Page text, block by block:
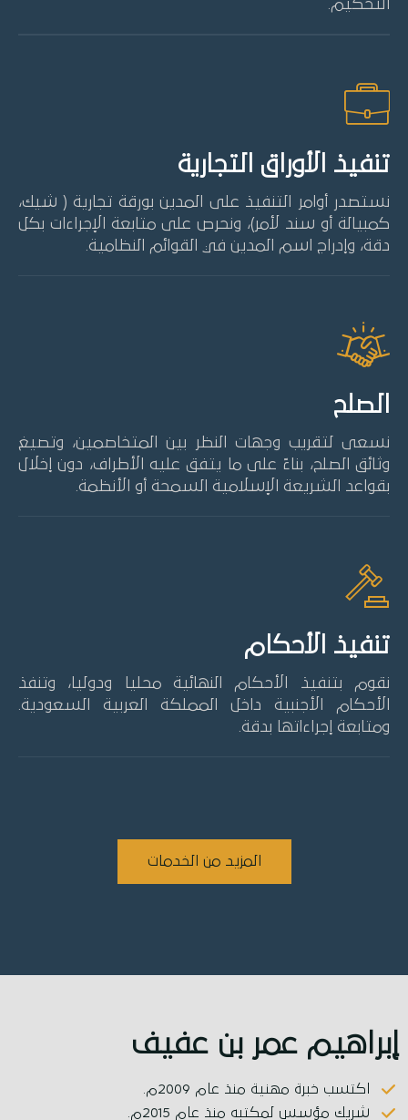
التحكيم.
تنفيذ الأوراق التجارية
نستصدر أوامر التنفيذ على المدين بورقة تجارية ( شيك،
كمبيالة أو سند لأمر)، ونحرص على متابعة الإجراءات بكل
دقة، وإدراج اسم المدين في القوائم النظامية.
الصلح
نسعى لتقريب وجهات النظر بين المتخاصمين، وتصيغ
وثائق الصلح، بناءً على ما يتفق عليه الأطراف، دون إخلال
بقواعد الشريعة الإسلامية السمحة أو الأنظمة.
تنفيذ الأحكام
نقوم بتنفيذ الأحكام النهائية محليا ودوليا، وتنفذ
الأحكام الأجنبية داخل المملكة العربية السعودية.
ومتابعة إجراءاتها بدقة.
المزيد من الخدمات
إبراهيم عمر بن عفيف
اكتسب خبرة مهنية منذ عام 2009م.
شريك مؤسس لمكتبه منذ عام 2015م.